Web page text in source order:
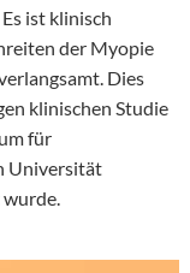
ist klinisch
der Myopie
Dies
klinischen Studie
für
Universität